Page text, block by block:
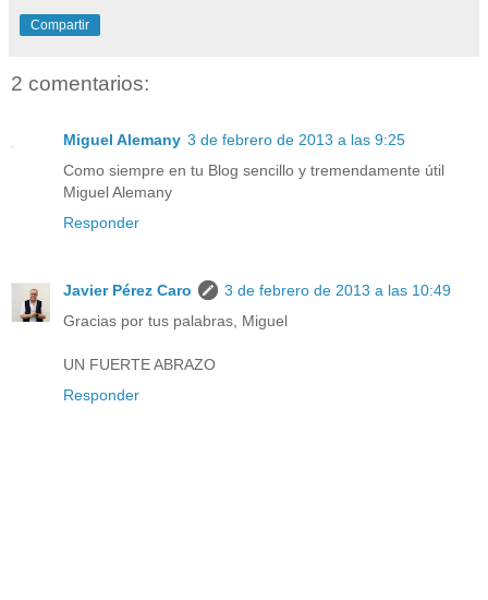
Compartir
2 comentarios:
Miguel Alemany 3 de febrero de 2013 a las 9:25
Como siempre en tu Blog sencillo y tremendamente útil
Miguel Alemany
Responder
Javier Pérez Caro
3 de febrero de 2013 a las 10:49
Gracias por tus palabras, Miguel
UN FUERTE ABRAZO
Responder